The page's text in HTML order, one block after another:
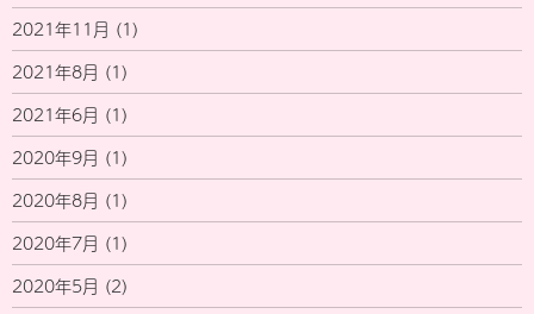
2021年11月 (1)
2021年8月 (1)
2021年6月 (1)
2020年9月 (1)
2020年8月 (1)
2020年7月 (1)
2020年5月 (2)